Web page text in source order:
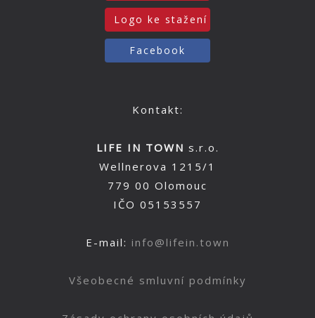
Logo ke stažení
Facebook
Kontakt:
LIFE IN TOWN s.r.o.
Wellnerova 1215/1
779 00 Olomouc
IČO 05153557
E-mail: info@lifein.town
Všeobecné smluvní podmínky